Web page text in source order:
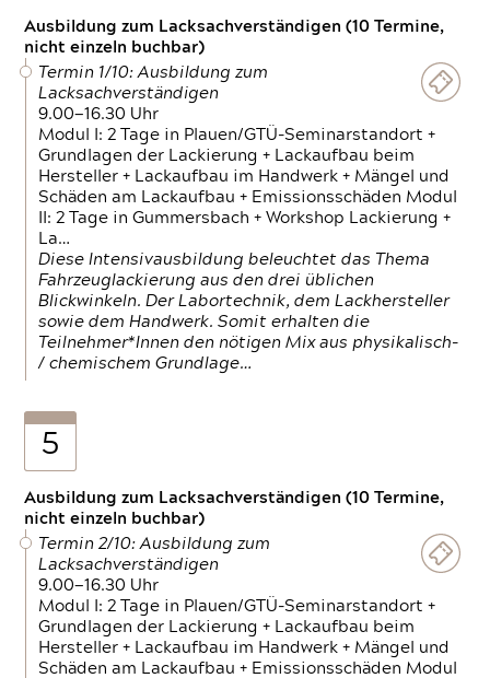
Ausbildung zum Lacksachverständigen (10 Termine,
nicht einzeln buchbar)
Termin 1/10: Ausbildung zum
Lacksachverständigen
9.00—16.30 Uhr
Modul I: 2 Tage in Plauen/GTÜ-Seminarstandort +
Grundlagen der Lackierung + Lackaufbau beim
Hersteller + Lackaufbau im Handwerk + Mängel und
Schäden am Lackaufbau + Emissionsschäden Modul
II: 2 Tage in Gummersbach + Workshop Lackierung +
La…
Diese Intensivausbildung beleuchtet das Thema
Fahrzeuglackierung aus den drei üblichen
Blickwinkeln. Der Labortechnik, dem Lackhersteller
sowie dem Handwerk. Somit erhalten die
Teilnehmer*Innen den nötigen Mix aus physikalisch-
/ chemischem Grundlage…
5
Ausbildung zum Lacksachverständigen (10 Termine,
nicht einzeln buchbar)
Termin 2/10: Ausbildung zum
Lacksachverständigen
9.00—16.30 Uhr
Modul I: 2 Tage in Plauen/GTÜ-Seminarstandort +
Grundlagen der Lackierung + Lackaufbau beim
Hersteller + Lackaufbau im Handwerk + Mängel und
Schäden am Lackaufbau + Emissionsschäden Modul